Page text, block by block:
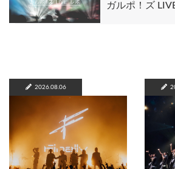
ガルポ！ズ
2026.08.06